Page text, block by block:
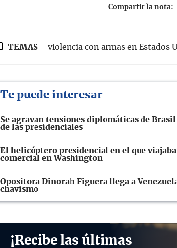
Compartir la nota:
TEMAS violencia con armas en Estados
Te puede interesar
Se agravan tensiones diplomáticas de
de las presidenciales
El helicóptero presidencial en el que
comercial en Washington
Opositora Dinorah Figuera llega a
chavismo
¡Recibe las últimas